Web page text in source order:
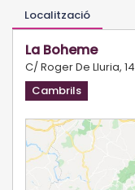
Localització
La Boheme
C/ Roger De Lluria, 14
Cambrils